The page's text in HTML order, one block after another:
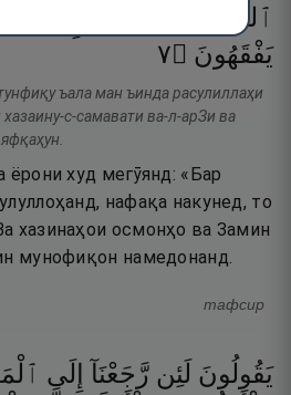
ٱلسَّمَـٰوَٰتِ
يَفْقَهُونَ ۝٧
ъала ман ъинда расулиллаҳи
с-самавати ва-л-арЗи ва
ёрони худ мегӯянд: «Бар
нафақа накунед, то
хазинаҳои осмонҳо ва Замин
мунофиқон намедонанд.
тафсир
يَقُولُونَ لَئِن رَّجَعْنَآ إِلَى